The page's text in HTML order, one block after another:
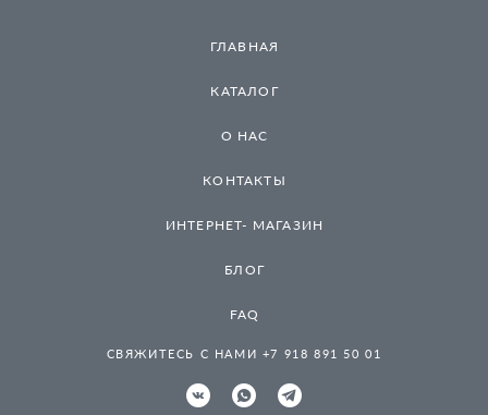
ГЛАВНАЯ
КАТАЛОГ
О НАС
КОНТАКТЫ
ИНТЕРНЕТ- МАГАЗИН
БЛОГ
FAQ
СВЯЖИТЕСЬ С НАМИ +7 918 891 50 01